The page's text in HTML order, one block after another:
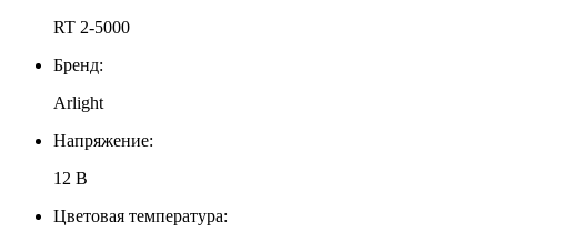
RT 2-5000
Бренд:
Arlight
Напряжение:
12 В
Цветовая температура: